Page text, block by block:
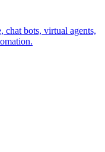
bots, virtual agents,